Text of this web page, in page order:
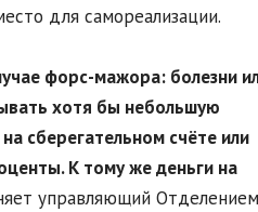
для самореализации.
форс-мажора: болезни
хотя бы небольшую
сберегательном счёте или
К тому же деньги на
управляющий Отделением